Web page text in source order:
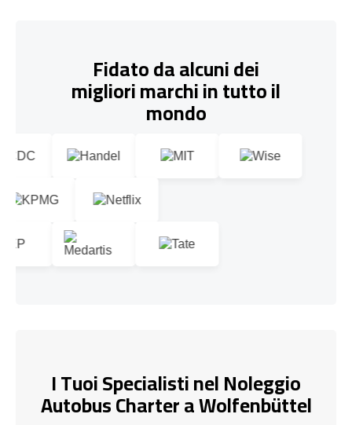
Fidato da alcuni dei
migliori marchi in tutto il
mondo
I Tuoi Specialisti nel Noleggio
Autobus Charter a Wolfenbüttel